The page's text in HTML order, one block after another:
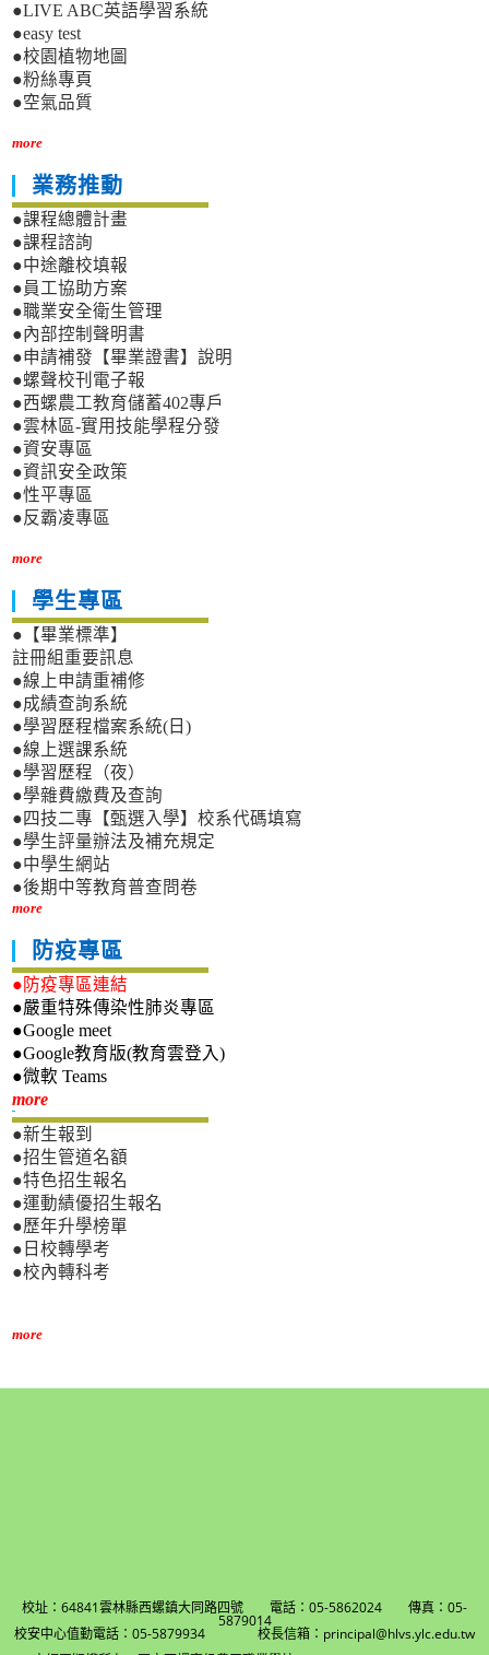
●LIVE ABC英語學習系統
●easy test
●校園植物地圖
●粉絲專頁
●空氣品質
more
業務推動
●課程總體計畫
●課程諮詢
●中途離校填報
●員工協助方案
●職業安全衛生管理
●內部控制聲明書
●申請補發【畢業證書】說明
●螺聲校刊電子報
●西螺農工教育儲蓄402專戶
●雲林區-實用技能學程分發
●資安專區
●資訊安全政策
●性平專區
●反霸凌專區
more
學生專區
●【畢業標準】
註冊組重要訊息
●線上申請重補修
●成績查詢系統
●學習歷程檔案系統(日)
●線上選課系統
●學習歷程（夜）
●學雜費繳費及查詢
●四技二專【甄選入學】校系代碼填寫
●學生評量辦法及補充規定
●中學生網站
●後期中等教育普查問卷
more
防疫專區
●防疫專區連結
●嚴重特殊傳染性肺炎專區
●Google meet
●Google教育版(教育雲登入)
●微軟 Teams
more新生專區
●新生報到
●招生管道名額
●特色招生報名
●運動績優招生報名
●歷年升學榜單
●日校轉學考
●校內轉科考
more
校址：64841雲林縣西螺鎮大同路四號 電話：05-5862024 傳真：05-
5879014
校安中心值勤電話：05-5879934 校長信箱：principal@hlvs.ylc.edu.tw